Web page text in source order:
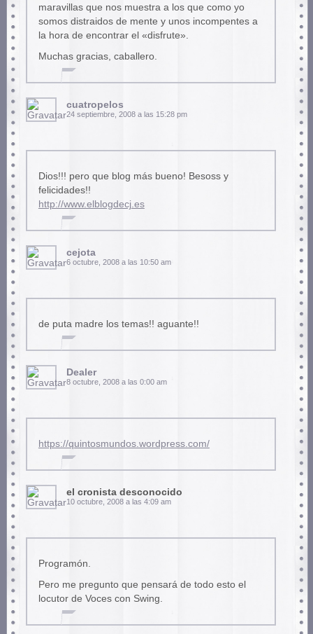
maravillas que nos muestra a los que como yo
somos distraidos de mente y unos incompentes a
la hora de encontrar el «disfrute».
Muchas gracias, caballero.
cuatropelos
24 septiembre, 2008 a las 15:28 pm
Dios!!! pero que blog más bueno! Besoss y
felicidades!!
http://www.elblogdecj.es
cejota
6 octubre, 2008 a las 10:50 am
de puta madre los temas!! aguante!!
Dealer
8 octubre, 2008 a las 0:00 am
https://quintosmundos.wordpress.com/
el cronista desconocido
10 octubre, 2008 a las 4:09 am
Programón.
Pero me pregunto que pensará de todo esto el
locutor de Voces con Swing.